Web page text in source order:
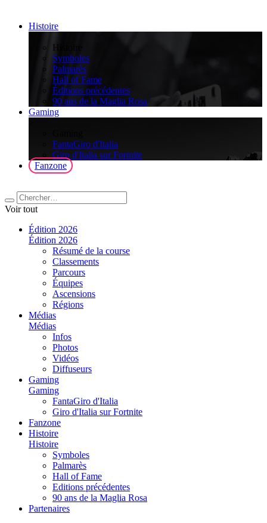
Histoire
Histoire
Symboles
Palmarès
Hall of Fame
Éditions précédentes
90 ans de la Maglia Rosa
Gaming
FantaGiro d'Italia
Giro d'Italia sur Fortnite
Fanzone
Voir tout
Édition 2026
Édition 2026
Résumé de la course
Classements
Parcours
Équipes
Ascensions
Régions
Médias
Médias
Infos
Photos
Vidéos
Diffuseurs
Gaming
Gaming
FantaGiro d'Italia
Giro d'Italia sur Fortnite
Fanzone
Histoire
Histoire
Symboles
Palmarès
Hall of Fame
Editions précédentes
90 ans de la Maglia Rosa
Partenaires